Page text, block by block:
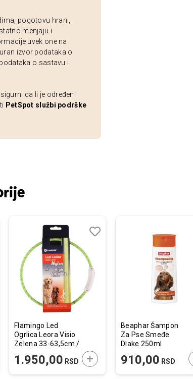
pogotovu hrani,
menjaju i
uvek one na
izvor podataka o
o sastavu i
da li je određeni
PetSpot službi podrške
U KORPU
Flamingo Led
Ogrlica Leora Visio
Zelena 33-63,5cm /
1.950,00 RSD DODAJTE U KORPU
listu
želja
Beaphar Šampon
Za Pse Smeđe
Dlake 250ml
910,00 RSD